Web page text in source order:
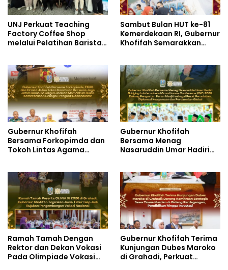
UNJ Perkuat Teaching
Factory Coffee Shop
melalui Pelatihan Barista
Cimahi
Sambut Bulan HUT ke-81
Kemerdekaan RI, Gubernur
Khofifah Semarakkan
Bendera Merah Putih Bagi
Masyarakat
Gubernur Khofifah
Bersama Forkopimda dan
Tokoh Lintas Agama
serta Semangat
Kebangsaan
Gubernur Khofifah
Bersama Menag
Nasaruddin Umar Hadiri
Imams Conference_ (IGIC)
2026: Dukung Penguatan
Peran Masjid sebagai
Pusat Peradaban,
Diplomasi Keagamaan
dan Perdamaian Global
Ramah Tamah Dengan
Rektor dan Dekan Vokasi
Pada Olimpiade Vokasi
Gubernur Khofifah Terima
Kunjungan Dubes Maroko
di Grahadi, Perkuat